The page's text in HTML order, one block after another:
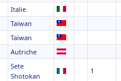
Italie
Taïwan
Taïwan
Autriche
Sete
Shotokan
1